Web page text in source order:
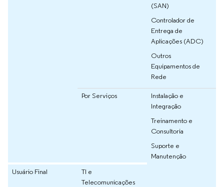
(SAN)
Controlador de
Entrega de
Aplicações (ADC)
Outros
Equipamentos de
Rede
Por Serviços
Instalação e
Integração
Treinamento e
Consultoria
Suporte e
Manutenção
Usuário Final
TI e
Telecomunicações